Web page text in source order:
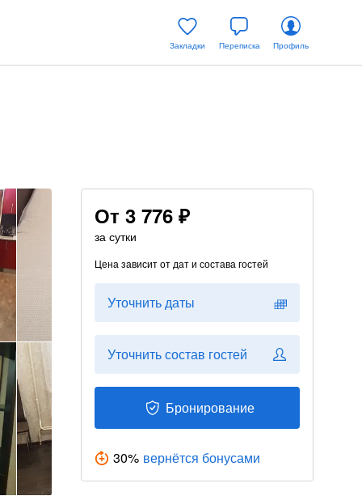
Закладки Переписка Профиль
От 3 776 ₽
за сутки
Цена зависит от дат и состава гостей
Уточнить даты
Уточнить состав гостей
Бронирование
30% вернётся бонусами